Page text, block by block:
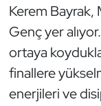
Kerem Bayrak,
Genç yer
ortaya
finallere
enerjileri ve
Özel
Paralimpik
Ragbi